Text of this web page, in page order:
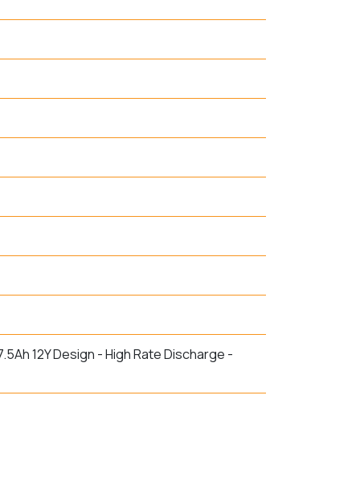
12Y Design - High Rate Discharge -